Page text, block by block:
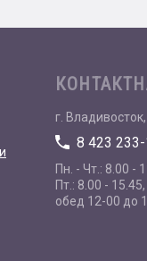
г.
8 423
Пн. - Чт.: 8.00 -
Пт.: 8.00 - 15.45,
обед 12-00 до